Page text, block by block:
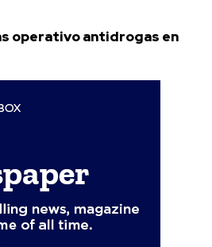
operativo antidrogas en